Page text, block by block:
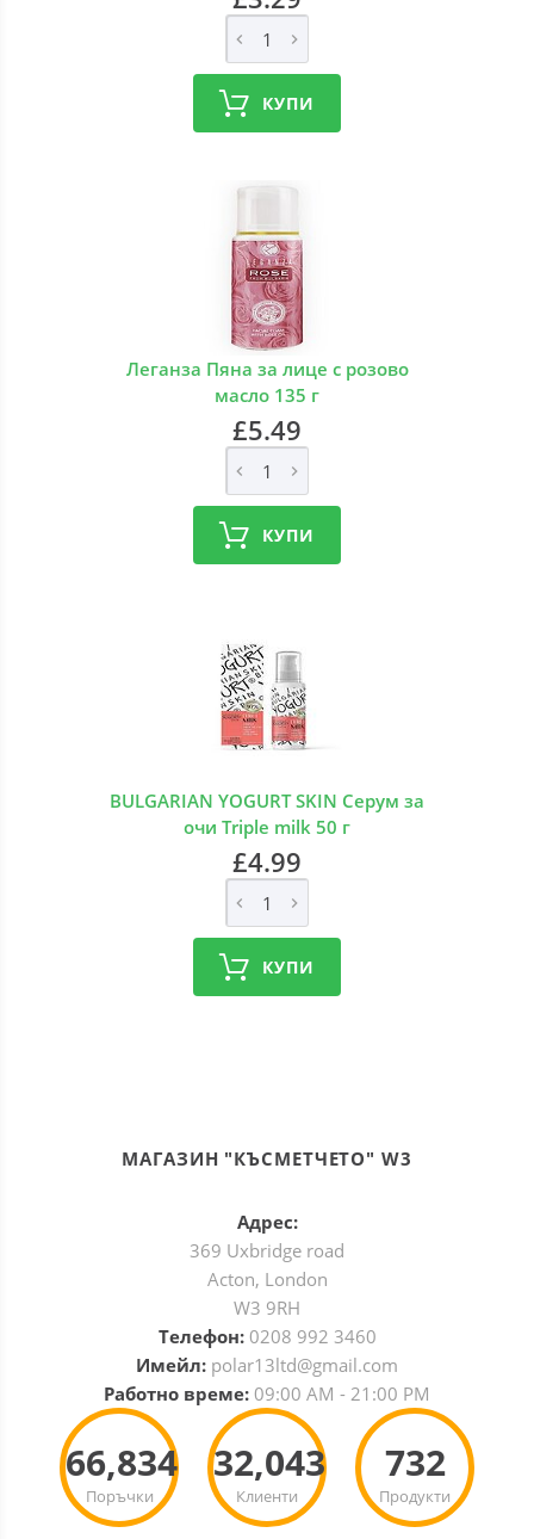
КУПИ
Леганза Пяна за лице с розово
масло 135 г
£5.49
КУПИ
BULGARIAN YOGURT SKIN Серум за
очи Triple milk 50 г
£4.99
КУПИ
МАГАЗИН "КЪСМЕТЧЕТО" W3
Адрес:
369 Uxbridge road
Acton, London
W3 9RH
Телефон: 0208 992 3460
Имейл: polar13ltd@gmail.com
Работно време: 09:00 AM - 21:00 PM
Поръчки
66,834
Клиенти
32,043
Продукти
732